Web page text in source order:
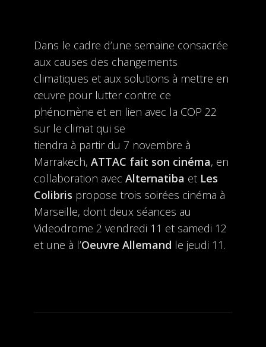
Dans le cadre d’une semaine consacrée
aux causes des changements
climatiques et aux solutions à mettre en
œuvre pour lutter contre ce
phénomène et en lien avec la COP 22
sur le climat qui se
tiendra à partir du 7 novembre à
Marrakech, ATTAC fait son cinéma, en
collaboration avec Alternatiba et Les
Colibris propose trois soirées cinéma à
Marseille, dont deux séances au
Videodrome 2 vendredi 11 et samedi 12
et une à l’Oeuvre Allemand le jeudi 11.